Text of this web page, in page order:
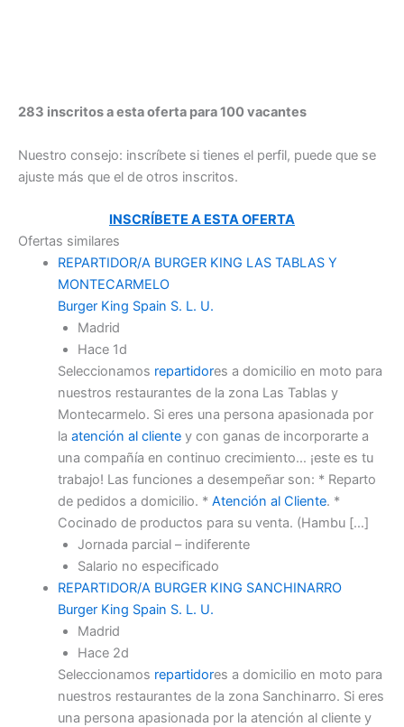
283 inscritos a esta oferta para 100 vacantes
Nuestro consejo: inscríbete si tienes el perfil, puede que se
ajuste más que el de otros inscritos.
INSCRÍBETE A ESTA OFERTA
Ofertas similares
REPARTIDOR/A BURGER KING LAS TABLAS Y
MONTECARMELO
Burger King Spain S. L. U.
Madrid
Hace 1d
Seleccionamos repartidores a domicilio en moto para
nuestros restaurantes de la zona Las Tablas y
Montecarmelo. Si eres una persona apasionada por
la atención al clientey con ganas de incorporarte a
una compañía en continuo crecimiento… ¡este es tu
trabajo! Las funciones a desempeñar son: * Reparto
de pedidos a domicilio. * Atención al Cliente. *
Cocinado de productos para su venta. (Hambu […]
Jornada parcial – indiferente
Salario no especificado
REPARTIDOR/A BURGER KING SANCHINARRO
Burger King Spain S. L. U.
Madrid
Hace 2d
Seleccionamos repartidores a domicilio en moto para
nuestros restaurantes de la zona Sanchinarro. Si eres
una persona apasionada por la atención al cliente y